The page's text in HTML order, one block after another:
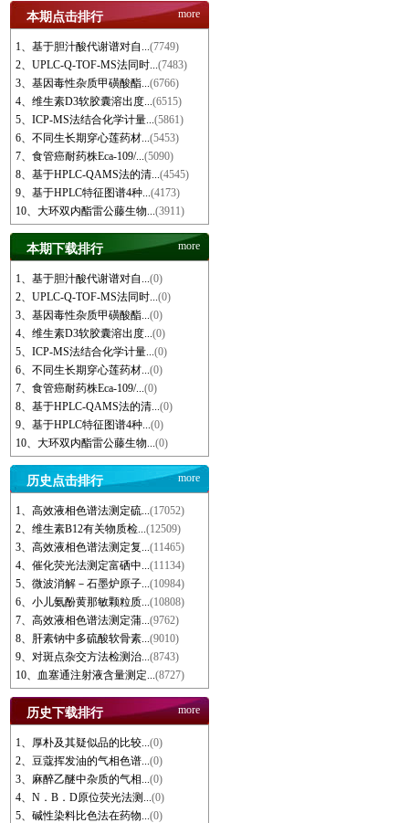
本期点击排行 more
1、基于胆汁酸代谢谱对自...(7749)
2、UPLC-Q-TOF-MS法同时...(7483)
3、基因毒性杂质甲磺酸酯...(6766)
4、维生素D3软胶囊溶出度...(6515)
5、ICP-MS法结合化学计量...(5861)
6、不同生长期穿心莲药材...(5453)
7、食管癌耐药株Eca-109/...(5090)
8、基于HPLC-QAMS法的清...(4545)
9、基于HPLC特征图谱4种...(4173)
10、大环双内酯雷公藤生物...(3911)
本期下载排行 more
1、基于胆汁酸代谢谱对自...(0)
2、UPLC-Q-TOF-MS法同时...(0)
3、基因毒性杂质甲磺酸酯...(0)
4、维生素D3软胶囊溶出度...(0)
5、ICP-MS法结合化学计量...(0)
6、不同生长期穿心莲药材...(0)
7、食管癌耐药株Eca-109/...(0)
8、基于HPLC-QAMS法的清...(0)
9、基于HPLC特征图谱4种...(0)
10、大环双内酯雷公藤生物...(0)
历史点击排行 more
1、高效液相色谱法测定硫...(17052)
2、维生素B12有关物质检...(12509)
3、高效液相色谱法测定复...(11465)
4、催化荧光法测定富硒中...(11134)
5、微波消解－石墨炉原子...(10984)
6、小儿氨酚黄那敏颗粒质...(10808)
7、高效液相色谱法测定蒲...(9762)
8、肝素钠中多硫酸软骨素...(9010)
9、对斑点杂交方法检测治...(8743)
10、血塞通注射液含量测定...(8727)
历史下载排行 more
1、厚朴及其疑似品的比较...(0)
2、豆蔻挥发油的气相色谱...(0)
3、麻醉乙醚中杂质的气相...(0)
4、N．B．D原位荧光法测...(0)
5、碱性染料比色法在药物...(0)